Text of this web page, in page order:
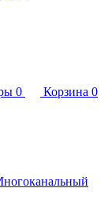
0 Корзина 0